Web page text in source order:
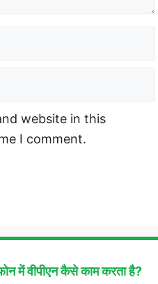
website in this
I comment.
में वीपीएन कैसे काम करता है?